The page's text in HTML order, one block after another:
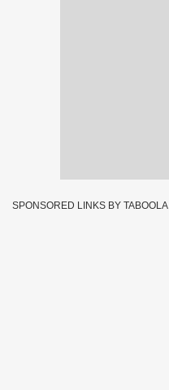
SPONSORED LINKS BY TABOOLA